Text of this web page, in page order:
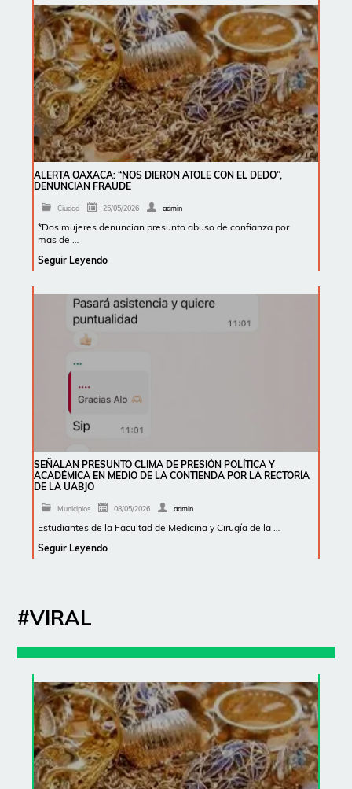
ALERTA OAXACA: “NOS DIERON ATOLE CON EL DEDO”,
DENUNCIAN FRAUDE
Ciudad 25/05/2026 admin
*Dos mujeres denuncian presunto abuso de confianza por
mas de …
Seguir Leyendo
SEÑALAN PRESUNTO CLIMA DE PRESIÓN POLÍTICA Y
ACADÉMICA EN MEDIO DE LA CONTIENDA POR LA RECTORÍA
DE LA UABJO
Municipios 08/05/2026 admin
Estudiantes de la Facultad de Medicina y Cirugía de la …
Seguir Leyendo
#VIRAL